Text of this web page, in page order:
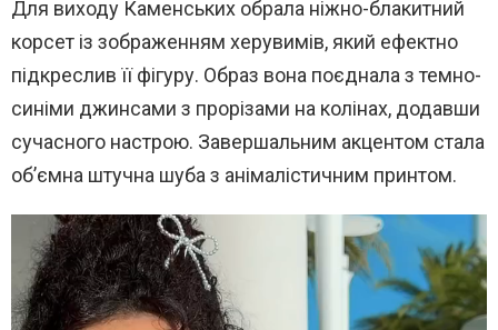
Для виходу Каменських обрала ніжно-блакитний
корсет із зображенням херувимів, який ефектно
підкреслив її фігуру. Образ вона поєднала з темно-
синіми джинсами з прорізами на колінах, додавши
сучасного настрою. Завершальним акцентом стала
об’ємна штучна шуба з анімалістичним принтом.
д